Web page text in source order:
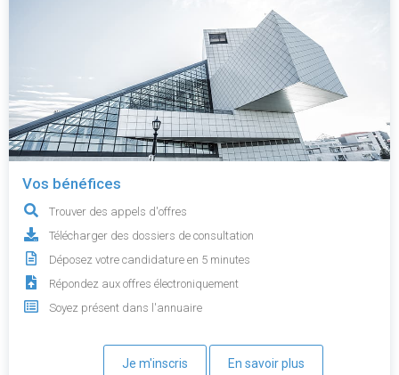
Vos bénéfices
Trouver des appels d'offres
Télécharger des dossiers de consultation
Déposez votre candidature en 5 minutes
Répondez aux offres électroniquement
Soyez présent dans l'annuaire
Je m'inscris En savoir plus